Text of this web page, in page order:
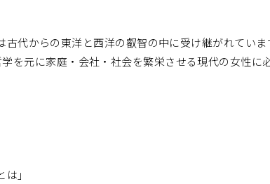
代からの東洋と西洋の叡智の中に受け継がれていま
を元に家庭・会社・社会を繁栄させる現代の女性に
」